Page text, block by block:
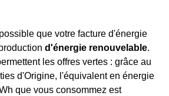
que votre facture d'énergie
d'énergie renouvelable.
les offres vertes : grâce au
d'Origine, l'équivalent en énergie
que vous consommez est